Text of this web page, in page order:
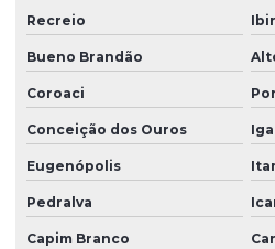
Recreio
Bueno Brandão
Coroaci
Conceição dos Ouros
Eugenópolis
Pedralva
Capim Branco